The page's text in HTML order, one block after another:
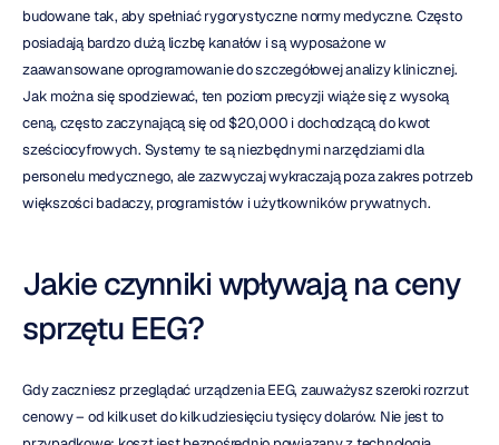
budowane tak, aby spełniać rygorystyczne normy medyczne. Często
posiadają bardzo dużą liczbę kanałów i są wyposażone w
zaawansowane oprogramowanie do szczegółowej analizy klinicznej.
Jak można się spodziewać, ten poziom precyzji wiąże się z wysoką
ceną, często zaczynającą się od $20,000 i dochodzącą do kwot
sześciocyfrowych. Systemy te są niezbędnymi narzędziami dla
personelu medycznego, ale zazwyczaj wykraczają poza zakres potrzeb
większości badaczy, programistów i użytkowników prywatnych.
Jakie czynniki wpływają na ceny
sprzętu EEG?
Gdy zaczniesz przeglądać urządzenia EEG, zauważysz szeroki rozrzut
cenowy – od kilkuset do kilkudziesięciu tysięcy dolarów. Nie jest to